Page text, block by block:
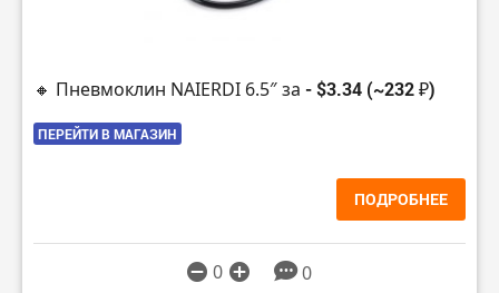
🔸 Пневмоклин NAIERDI 6.5″ за - $3.34 (~232 ₽)
ПЕРЕЙТИ В МАГАЗИН
ПОДРОБНЕЕ
0 0